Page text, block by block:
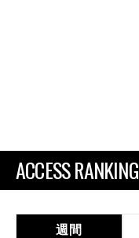
ACCESS RANKING
週間